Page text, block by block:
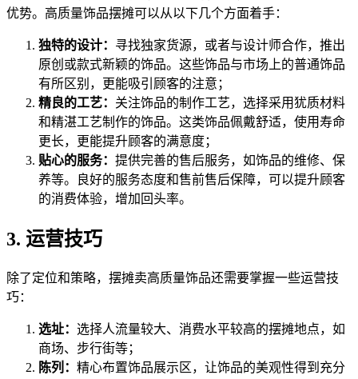
优势。高质量饰品摆摊可以从以下几个方面着手：
独特的设计： 寻找独家货源，或者与设计师合作，推出
原创或款式新颖的饰品。这些饰品与市场上的普通饰品
有所区别，更能吸引顾客的注意；
精良的工艺： 关注饰品的制作工艺，选择采用犹质材料
和精湛工艺制作的饰品。这类饰品佩戴舒适，使用寿命
更长，更能提升顾客的满意度；
贴心的服务： 提供完善的售后服务，如饰品的维修、保
养等。良好的服务态度和售前售后保障，可以提升顾客
的消费体验，增加回头率。
3. 运营技巧
除了定位和策略，摆摊卖高质量饰品还需要掌握一些运营技
巧：
选址： 选择人流量较大、消费水平较高的摆摊地点，如
商场、步行街等；
陈列： 精心布置饰品展示区，让饰品的美观性得到充分